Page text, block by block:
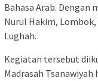
Bahasa Arab.
Nurul Hakim,
Lughah.
Kegiatan tersebut
Madrasah Tsanawiyah